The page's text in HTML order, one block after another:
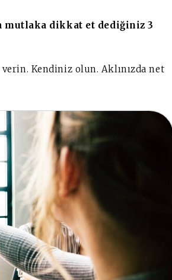
mutlaka dikkat et dediğiniz 3
Kendiniz olun. Aklınızda net